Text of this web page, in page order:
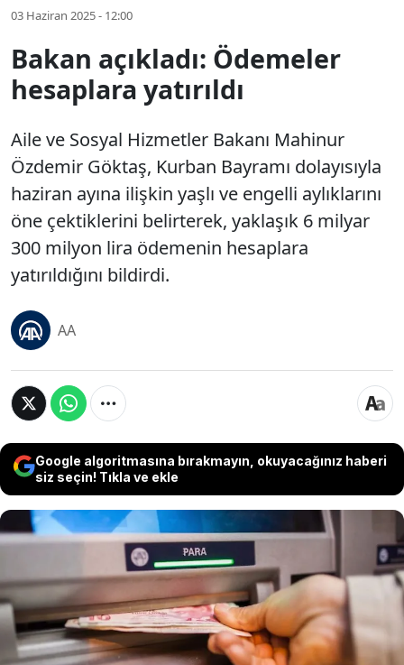
03 Haziran 2025 - 12:00
Bakan açıkladı: Ödemeler
hesaplara yatırıldı
Aile ve Sosyal Hizmetler Bakanı Mahinur
Özdemir Göktaş, Kurban Bayramı dolayısıyla
haziran ayına ilişkin yaşlı ve engelli aylıklarını
öne çektiklerini belirterek, yaklaşık 6 milyar
300 milyon lira ödemenin hesaplara
yatırıldığını bildirdi.
AA
Google algoritmasına bırakmayın, okuyacağınız haberi
siz seçin! Tıkla ve ekle
Aile ve Sosyal Hizmetler Bakanı Mahinur
Özdemir Göktaş, Kurban Bayramı dolayısıyla
haziran ayına ilişkin yaşlı ve engelli aylıklarını
öne çektiklerini belirterek, yaklaşık 6 milyar
300 milyon lira ödemenin hesaplara